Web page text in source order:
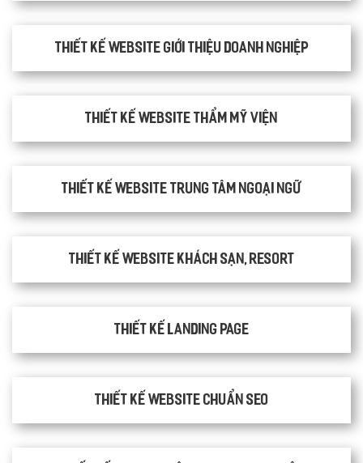
Thiết kế website giới thiệu doanh nghiệp
Thiết kế website thẩm mỹ viện
Thiết kế website trung tâm ngoại ngữ
Thiết kế website khách sạn, resort
Thiết kế Landing Page
Thiết kế website chuẩn SEO